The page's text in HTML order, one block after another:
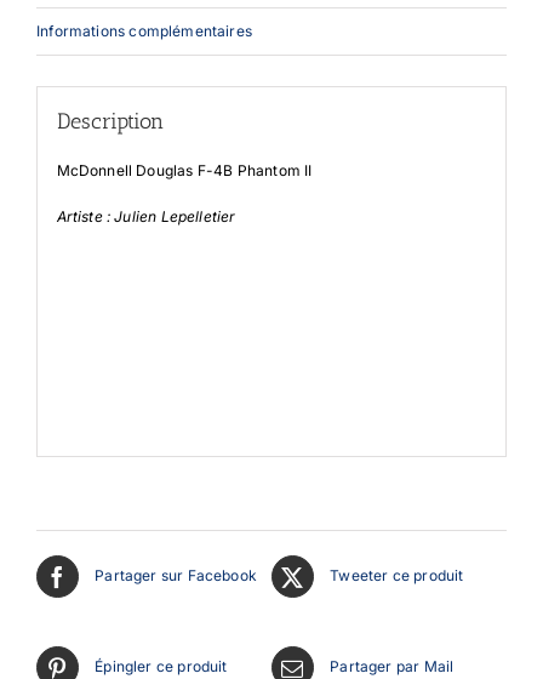
Informations complémentaires
Description
McDonnell Douglas F-4B Phantom II
Artiste : Julien Lepelletier
Partager sur Facebook Tweeter ce produit
Épingler ce produit Partager par Mail